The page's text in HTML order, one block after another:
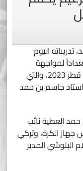
اليوم
لمواجهة
الدحيل، في المباراة النهائية لبطولة كاس قطر 2023، والتي
جاسم بن حمد
العطية نائب
جهاز الكرة، وتركي
البلوشي المدير